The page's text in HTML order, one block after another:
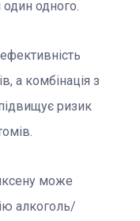
одного.
а комбінація з
ризик
може
алкоголь/